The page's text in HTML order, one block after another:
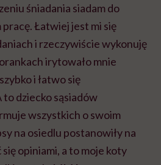
śniadania siadam do
Łatwiej jest mi się
i rzeczywiście wykonuję
irytowało mnie
i łatwo się
dziecko sąsiadów
wszystkich o swoim
na osiedlu postanowiły na
opiniami, a to moje koty